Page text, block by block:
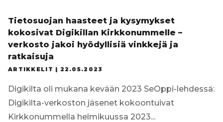
Tietosuojan haasteet ja kysymykset
kokosivat Digikillan Kirkkonummelle –
verkosto jakoi hyödyllisiä vinkkejä ja
ratkaisuja
ARTIKKELIT | 22.05.2023
Digikilta oli mukana kevään 2023 SeOppi-lehdessä:
Digikilta-verkoston jäsenet kokoontuivat
Kirkkonummella helmikuussa 2023...